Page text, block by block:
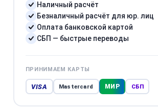
Наличный расчёт
Безналичный расчёт для юр. лиц
Оплата банковской картой
СБП — быстрые переводы
ПРИНИМАЕМ КАРТЫ
VISA Mastercard МИР СБП